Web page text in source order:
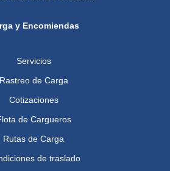
y Encomiendas
Servicios
Rastreo de Carga
Cotizaciones
de Cargueros
Rutas de Carga
de traslado